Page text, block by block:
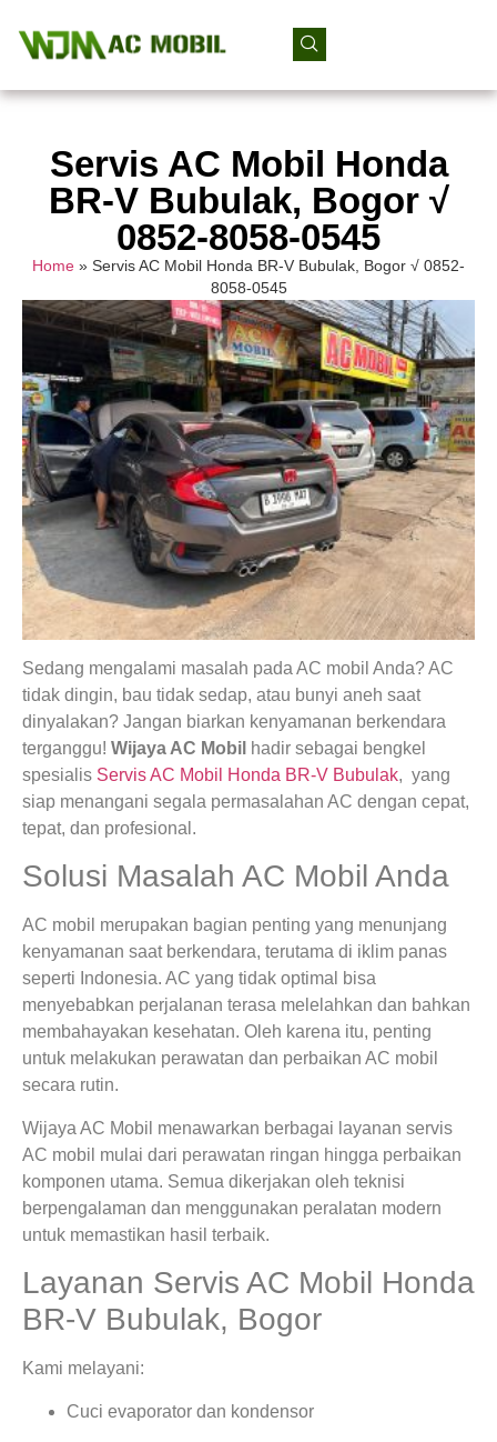
Servis AC Mobil Honda
BR-V Bubulak, Bogor √
0852-8058-0545
Home » Servis AC Mobil Honda BR-V Bubulak, Bogor √ 0852-
8058-0545
Sedang mengalami masalah pada AC mobil Anda? AC
tidak dingin, bau tidak sedap, atau bunyi aneh saat
dinyalakan? Jangan biarkan kenyamanan berkendara
terganggu! Wijaya AC Mobil hadir sebagai bengkel
spesialis Servis AC Mobil Honda BR-V Bubulak, yang
siap menangani segala permasalahan AC dengan cepat,
tepat, dan profesional.
Solusi Masalah AC Mobil Anda
AC mobil merupakan bagian penting yang menunjang
kenyamanan saat berkendara, terutama di iklim panas
seperti Indonesia. AC yang tidak optimal bisa
menyebabkan perjalanan terasa melelahkan dan bahkan
membahayakan kesehatan. Oleh karena itu, penting
untuk melakukan perawatan dan perbaikan AC mobil
secara rutin.
Wijaya AC Mobil menawarkan berbagai layanan servis
AC mobil mulai dari perawatan ringan hingga perbaikan
komponen utama. Semua dikerjakan oleh teknisi
berpengalaman dan menggunakan peralatan modern
untuk memastikan hasil terbaik.
Layanan Servis AC Mobil Honda
BR-V Bubulak, Bogor
Kami melayani:
Cuci evaporator dan kondensor